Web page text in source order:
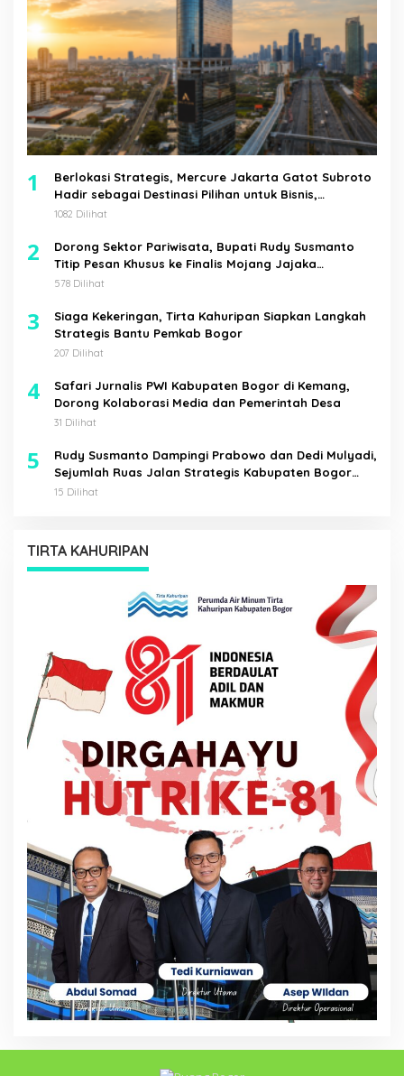
1
Berlokasi Strategis, Mercure Jakarta Gatot Subroto
Hadir sebagai Destinasi Pilihan untuk Bisnis,
Staycation, Meeting, dan Kuliner di Jakarta Selatan
1082 Dilihat
2
Dorong Sektor Pariwisata, Bupati Rudy Susmanto
Titip Pesan Khusus ke Finalis Mojang Jajaka
Kabupaten Bogor
578 Dilihat
3
Siaga Kekeringan, Tirta Kahuripan Siapkan Langkah
Strategis Bantu Pemkab Bogor
207 Dilihat
4
Safari Jurnalis PWI Kabupaten Bogor di Kemang,
Dorong Kolaborasi Media dan Pemerintah Desa
31 Dilihat
5
Rudy Susmanto Dampingi Prabowo dan Dedi Mulyadi,
Sejumlah Ruas Jalan Strategis Kabupaten Bogor
Diresmikan
15 Dilihat
TIRTA KAHURIPAN